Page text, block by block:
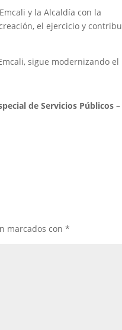
y la Alcaldía con la
el ejercicio y
sigue modernizando el
de Servicios Públicos –
marcados con*